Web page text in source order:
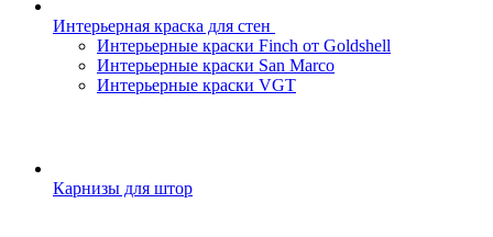
Интерьерная краска для стен
Интерьерные краски Finch от Goldshell
Интерьерные краски San Marco
Интерьерные краски VGT
Карнизы для штор